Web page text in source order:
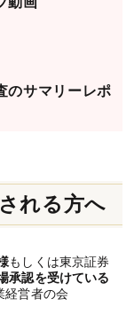
のサマリーレポ
れる方へ
もしくは東京証券
承認を受けている
経営者の会